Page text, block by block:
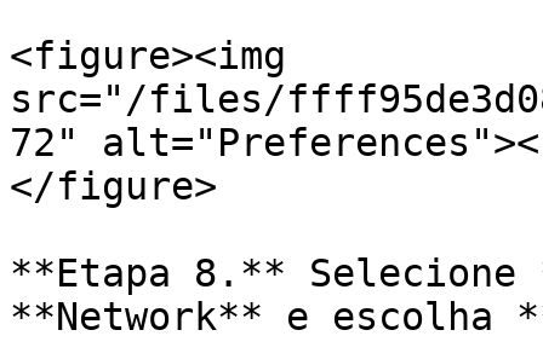
<figure><img
src="/files/
72"
</figure>
**Etapa 8.** Selecione
**Network** e escolha